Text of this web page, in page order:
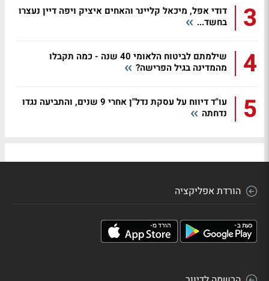
3
דודי אפל, מיכאל קליינר והאחים איציק ויפה דיין נעצרו
בחשד...
4
שילמתם לביטוח הלאומי 40 שנה - כמה תקבלו
מהמדינה בגיל הפרישה?
5
עו"ד דיווח על עסקת נדל"ן אחרי 9 שנים, והתביעה נגדו
נדחתה
הורדת אפליקציה